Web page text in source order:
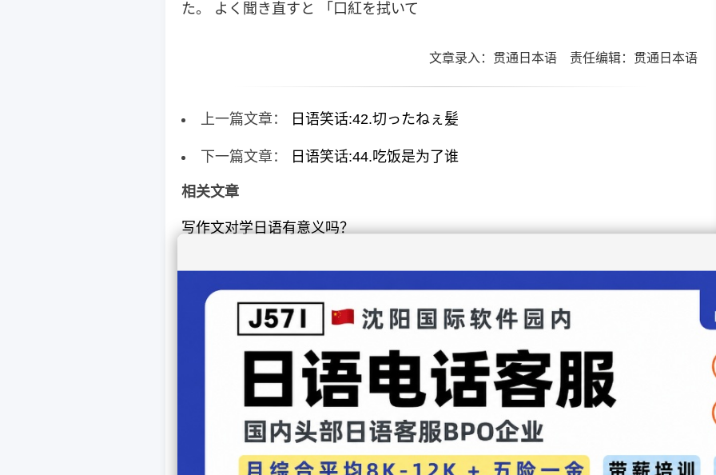
た。 よく聞き直すと 「口紅を拭いて
文章录入：贯通日本语 责任编辑：贯通日本语
上一篇文章： 日语笑话:42.切ったねぇ髪
下一篇文章： 日语笑话:44.吃饭是为了谁
相关文章
写作文对学日语有意义吗？
【看日剧 学日语】之《天国与地狱》第2集
【看日剧 学日语】之《天国与地狱》第1集
【看日剧 学日语】之《天国与地狱》第2集
【日本杂学】理发店门口的彩色转筒，在日语里怎么说？
【看日剧 学日语】之《天国与地狱》第1集
【日本杂学】发箍在日语叫“喀秋莎”？
【日本杂学】日语里「海老」与「蝦」有什么区别？